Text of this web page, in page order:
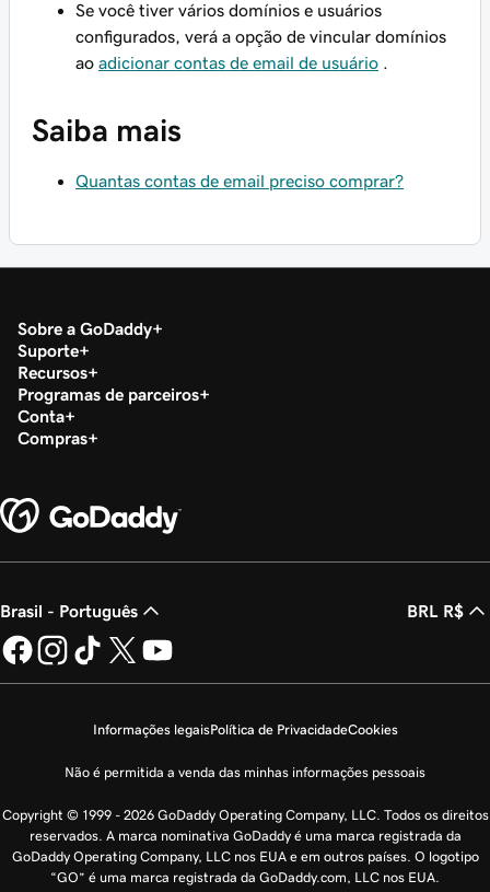
Se você tiver vários domínios e usuários
configurados, verá a opção de vincular domínios
ao adicionar contas de email de usuário
Saiba mais
Quantas contas de email preciso comprar?
Sobre a GoDaddy
Suporte
Recursos
Programas de parceiros
Conta
Compras
Brasil - Português BRL R$
Informações legaisPolítica de PrivacidadeCookies
Não é permitida a venda das minhas informações pessoais
Copyright © 1999 - 2026 GoDaddy Operating Company, LLC. Todos os direitos
reservados. A marca nominativa GoDaddy é uma marca registrada da
GoDaddy Operating Company, LLC nos EUA e em outros países. O logotipo
“GO” é uma marca registrada da GoDaddy.com, LLC nos EUA.